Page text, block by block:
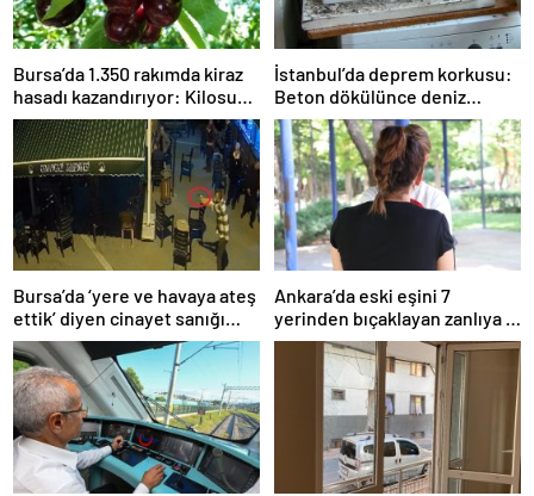
Bursa’da 1.350 rakımda kiraz
hasadı kazandırıyor: Kilosu
80 lira
İstanbul’da deprem korkusu:
Beton dökülünce deniz
kabukları ortaya çıktı
Bursa’da ‘yere ve havaya ateş
ettik’ diyen cinayet sanığı
kardeşlere indirimsiz
müebbet hapis
Ankara’da eski eşini 7
yerinden bıçaklayan zanlıya 9
ayda tahliye